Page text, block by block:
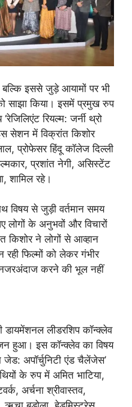
बल्कि इससे जुड़े आयामों पर भी
साझा किया। इसमें प्रमुख रुप
रियल्म: जर्नी थ्रो
सेशन में विक्रांत किशोर
प्रोफेसर हिंदू कॉलेज दिल्ली
प्रशांत नेगी, असिस्टेंट
शामिल रहे।
से जुड़ी वर्तमान समय
लोगों के अनुभवों और विचारों
किशोर ने लोगों से आव्हान
रही फिल्मों को लेकर गंभीर
करने की भूल नहीं
लीडरशिप कॉन्क्लेव
हुआ। इस कॉन्क्लेव का विषय
अपॉर्चुनिटी एंड चैलेंजेस’
के रुप में अमित भाटिया,
अर्चना श्रीवास्तव,